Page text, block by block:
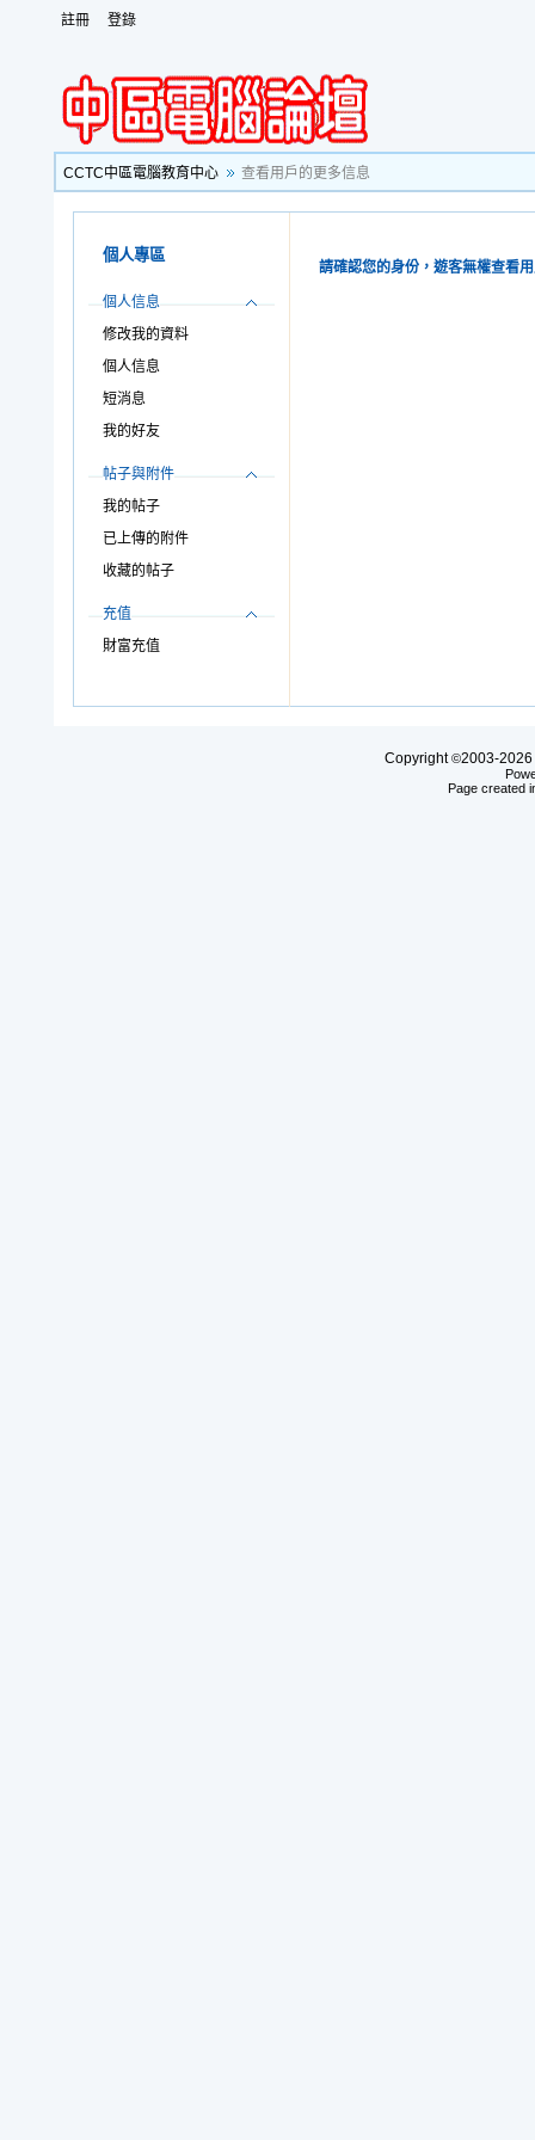
註冊 登錄
CCTC中區電腦教育中心 查看用戶的更多信息
個人專區
個人信息
修改我的資料
個人信息
短消息
我的好友
帖子與附件
我的帖子
已上傳的附件
收藏的帖子
充值
財富充值
請確認您的身份，遊客無權查看
Copyright©2003-2026
Page created